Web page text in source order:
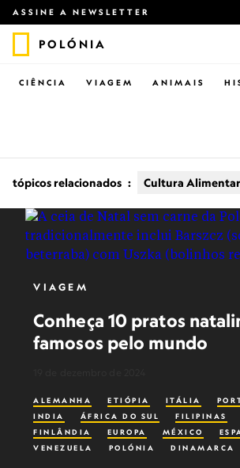
ASSINE A NEWSLETTER
POLÓNIA
CIÊNCIA VIAGEM ANIMAIS
tópicos relacionados : Cultura Alimentar
VIAGEM
Conheça 10 pratos
famosos pelo mundo
ALEMANHA ETIÓPIA ITÁLIA
INDIA
ÁFRICA DO SUL FILIPINAS
FINLÂNDIA
EUROPA MÉXICO
VENEZUELA
POLÓNIA DINAMARCA